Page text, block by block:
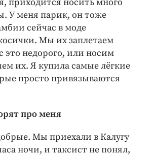
У меня парик, он тоже
сейчас в моде
Мы их заплетаем
это недорого, или носим
их. Я купила самые лёгкие
просто привязываются
про меня
Мы приехали в Калугу
ночи, и таксист не понял,